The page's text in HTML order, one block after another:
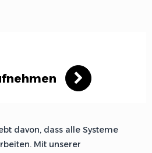
davon, dass alle Systeme
Mit unserer